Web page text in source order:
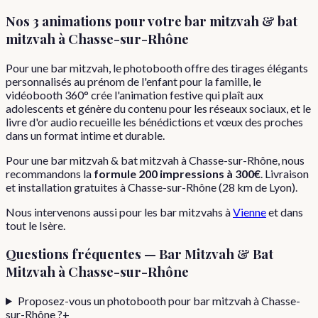
Nos 3 animations pour votre bar mitzvah & bat
mitzvah à Chasse-sur-Rhône
Pour une bar mitzvah, le photobooth offre des tirages élégants
personnalisés au prénom de l'enfant pour la famille, le
vidéobooth 360° crée l'animation festive qui plaît aux
adolescents et génère du contenu pour les réseaux sociaux, et le
livre d'or audio recueille les bénédictions et vœux des proches
dans un format intime et durable.
Pourune bar mitzvah & bat mitzvahàChasse-sur-Rhône , nous
recommandons la formule 200 impressions à 300€ . Livraison
et installation gratuites àChasse-sur-Rhône(28 km de Lyon).
Nous intervenons aussi pour les bar mitzvahs àVienneet dans
tout le Isère
Questions fréquentes — Bar Mitzvah & Bat
Mitzvah à Chasse-sur-Rhône
Proposez-vous un photobooth pour bar mitzvah à Chasse-
sur-Rhône ?+